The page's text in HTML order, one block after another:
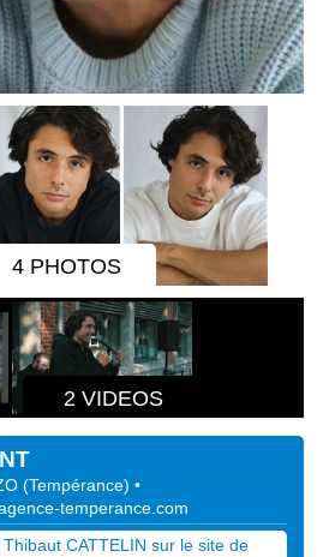
4 PHOTOS
2 VIDEOS
(Tempérance)•
temperance.com
CATTELIN sur le site de